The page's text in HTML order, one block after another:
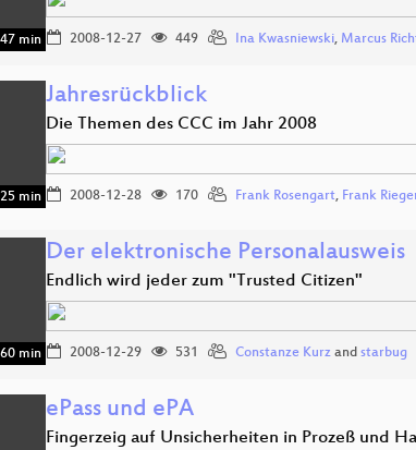
47 min 2008-12-27 449 Ina Kwasniewski, Marcus
min
Jahresrückblick
Die Themen des CCC im Jahr 2008
2008-12-28 170 Frank Rosengart, Frank
60 min
Der elektronische Personalausweis
Endlich wird jeder zum "Trusted Citizen"
2008-12-29 531 Constanze Kurz and starbug
ePass und ePA
Fingerzeig auf Unsicherheiten in Prozeß und